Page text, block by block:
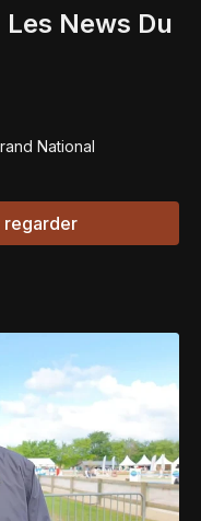
News Du
National
regarder